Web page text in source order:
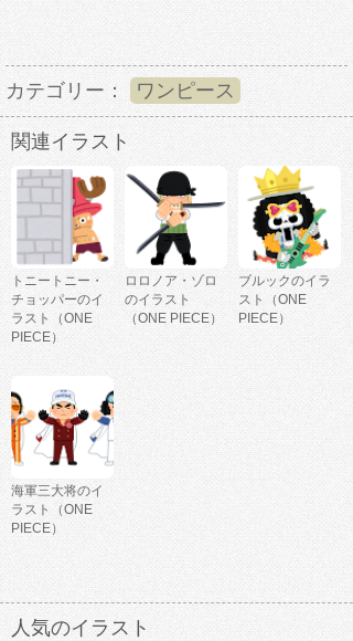
カテゴリー： ワンピース
関連イラスト
トニートニー・
チョッパーのイ
ラスト（ONE
PIECE）
ロロノア・ゾロ
のイラスト
（ONE PIECE）
ブルックのイラ
スト（ONE
PIECE）
海軍三大将のイ
ラスト（ONE
PIECE）
人気のイラスト